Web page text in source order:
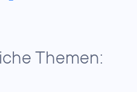
Themen: